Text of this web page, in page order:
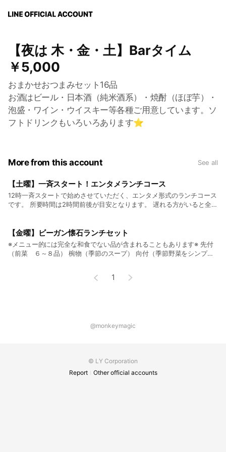
【夜は 木・金・土】Barタイム
￥5,000
おまかせおつまみセット16品
お酒はビール・日本酒（純米酒系）・焼酎（ほぼ芋）・
泡盛・ワイン・ウイスキー等各種ご用意しています。ソ
フトドリンクもいろいろあります⭐️
More from this account See all
【土曜】一斉スタート！エンタメランチコース
12時一斉スタートで始めさせていただく、エンタメ形式のランチコース
です。 所要時間は2時間前後が目安となります。 遅れる方がいると全体
す。 季節野菜のポタージュ 季節野菜のサラダ 前菜5種盛り合せ メイン
1…何が出るかお楽しみ♪ メイン2…当店スペシャリテ「大黒舞茸のカリ
カリ焼き」 ご飯もの or 蕎麦 具だくさん味噌汁 デザート盛り合せ
【金曜】ビーガン懐石ランチセット
※メニュー的には完全な和食でない品が含まれることもあります※ 先付
（前菜 ６～８品） 椀物（季節のスープ） 向付（季節野菜をシンプル
ンク(別料金)はおひとり様1杯以上お願いします。 ※食材ロスを防ぐた
1
@monkeymagic
© LY Corporation
Report
Other official accounts